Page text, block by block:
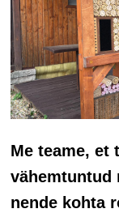
Me teame, et
vähemtuntud
nende kohta